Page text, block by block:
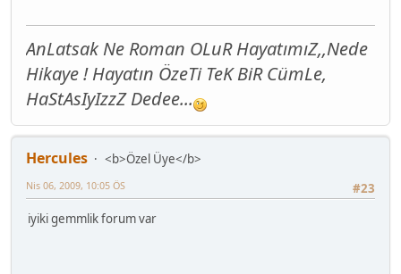
AnLatsak Ne Roman OLuR HayatımıZ,,Nede
Hikaye ! Hayatın ÖzeTi TeK BiR CümLe,
HaStAsIyIzzZ Dedee...
Hercules
<b>Özel Üye</b>
#23
Nis 06, 2009, 10:05 ÖS
iyiki gemmlik forum var